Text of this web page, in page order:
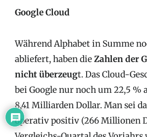
Google Cloud
Während Alphabet in Summe
abliefert, haben dieZahlen der
nicht überzeugt. Das Cloud-
bei Google nur noch um 22,5 %
8,41 Milliarden Dollar. Man sei
operativ positiv (266 Millionen